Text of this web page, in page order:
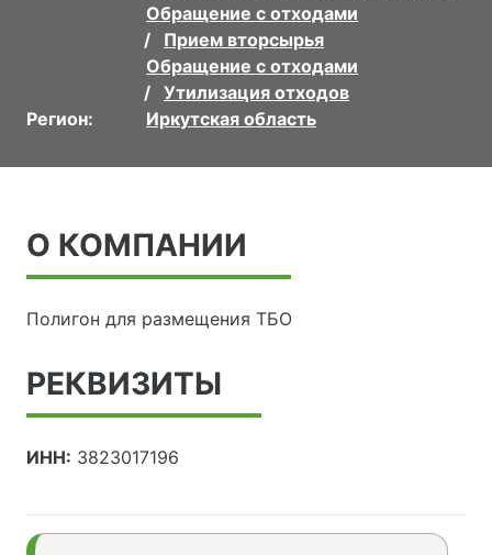
Обращение с отходами
Прием вторсырья
Обращение с отходами
Утилизация отходов
Регион:
Иркутская область
О КОМПАНИИ
Полигон для размещения ТБО
РЕКВИЗИТЫ
ИНН: 3823017196